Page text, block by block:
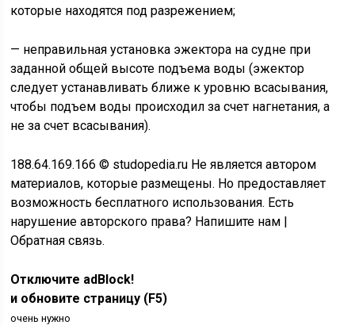
которые находятся под разрежением;
— неправильная установка эжектора на судне при
заданной общей высоте подъема воды (эжектор
следует устанавливать ближе к уровню всасывания,
чтобы подъем воды происходил за счет нагнетания, а
не за счет всасывания).
188.64.169.166 © studopedia.ru Не является автором
материалов, которые размещены. Но предоставляет
возможность бесплатного использования. Есть
нарушение авторского права? Напишите нам |
Обратная связь.
Отключите adBlock!
и обновите страницу (F5)
очень нужно